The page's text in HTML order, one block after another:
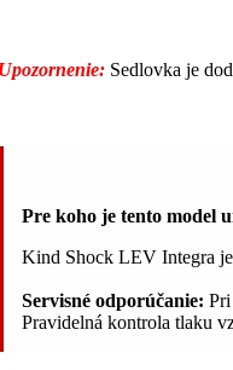
Sedlovka je
Pre koho je tento model
Kind Shock LEV Integra
Servisné odporúčanie:
Pravidelná kontrola tlaku